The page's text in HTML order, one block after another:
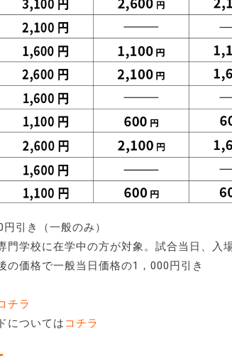
引き（一般のみ）
学校に在学中の方が対象。試合当日、入
価格で一般当日価格の1，000円引き
チラ
については コチラ